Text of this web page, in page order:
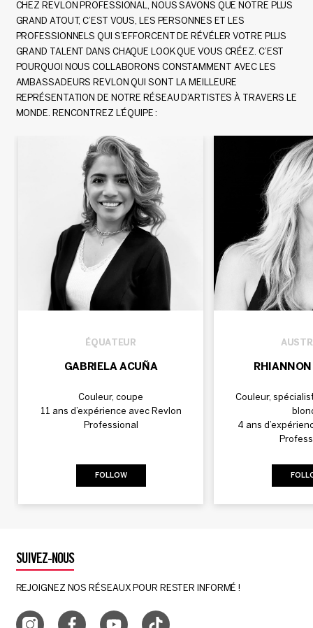
CHEZ REVLON PROFESSIONAL, NOUS SAVONS QUE NOTRE PLUS
GRAND ATOUT, C’EST VOUS, LES PERSONNES ET LES
PROFESSIONNELS QUI S’EFFORCENT DE RÉVÉLER VOTRE PLUS
GRAND TALENT DANS CHAQUE LOOK QUE VOUS CRÉEZ. C’EST
POURQUOI NOUS COLLABORONS CONSTAMMENT AVEC LES
AMBASSADEURS REVLON QUI SONT LA MEILLEURE
REPRÉSENTATION DE NOTRE RÉSEAU D’ARTISTES À TRAVERS LE
MONDE. RENCONTREZ L’ÉQUIPE :
ÉQUATEUR
GABRIELA ACUÑA
Couleur, coupe
11 ans d’expérience avec Revlon
Professional
FOLLOW
Couleur,
4 ans
SUIVEZ-NOUS
REJOIGNEZ NOS RÉSEAUX POUR RESTER INFORMÉ !